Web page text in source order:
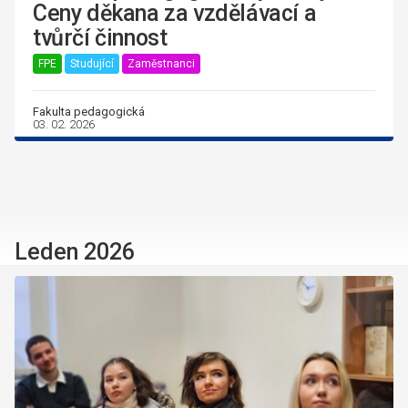
Ceny děkana za vzdělávací a
tvůrčí činnost
FPE Studující Zaměstnanci
Fakulta pedagogická
03. 02. 2026
Leden 2026